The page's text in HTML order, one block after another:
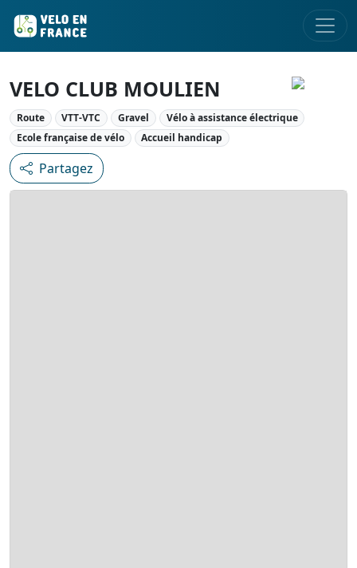
VELO CLUB MOULIEN
Route VTT-VTC Gravel
Vélo à assistance électrique
Ecole française de vélo
Accueil handicap
Partagez